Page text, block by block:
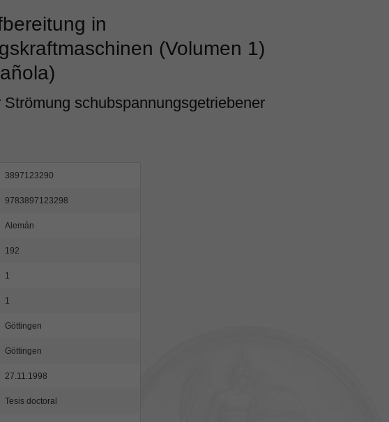
in
(Volumen 1)
Strömung schubspannungsgetriebener
3897123290
9783897123298
Alemán
192
1
1
Göttingen
Göttingen
27.11.1998
Tesis doctoral